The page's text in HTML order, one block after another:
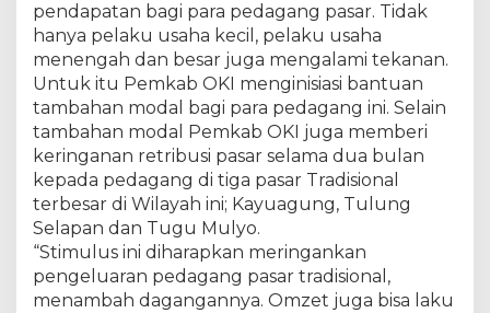
a
d
a
n
e
r
i
n
g
a
a
n
R
pendapatan bagi para pedagang pasar. Tidak
hanya pelaku usaha kecil, pelaku usaha
menengah dan besar juga mengalami tekanan.
Untuk itu Pemkab OKI menginisiasi bantuan
tambahan modal bagi para pedagang ini. Selain
tambahan modal Pemkab OKI juga memberi
keringanan retribusi pasar selama dua bulan
kepada pedagang di tiga pasar Tradisional
terbesar di Wilayah ini; Kayuagung, Tulung
Selapan dan Tugu Mulyo.
“Stimulus ini diharapkan meringankan
pengeluaran pedagang pasar tradisional,
menambah dagangannya. Omzet juga bisa laku